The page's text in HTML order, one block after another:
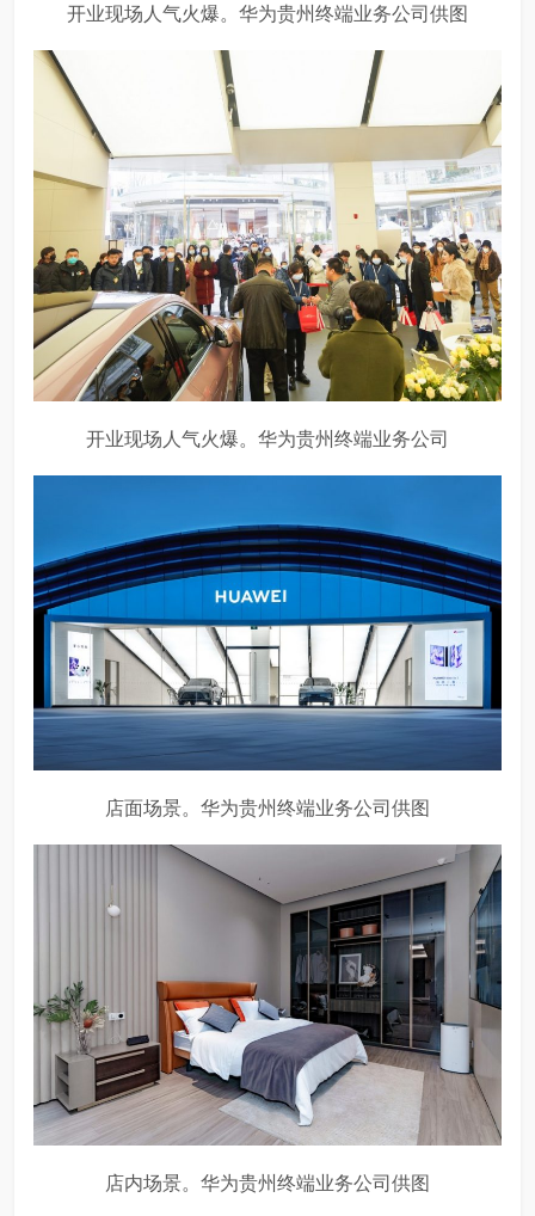
开业现场人气火爆。华为贵州终端业务公司供图
开业现场人气火爆。华为贵州终端业务公司
店面场景。华为贵州终端业务公司供图
店内场景。华为贵州终端业务公司供图